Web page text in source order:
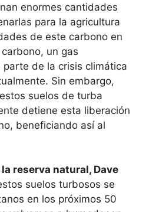
enormes cantidades
para la agricultura
de este carbono en
un gas
de la crisis climática
Sin embargo,
suelos de turba
detiene esta liberación
beneficiando así al
reserva natural, Dave
suelos turbosos se
en los próximos 50